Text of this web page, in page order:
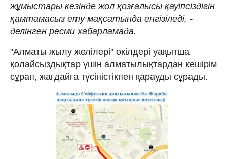
жұмыстары кезінде жол қозғалысы қауіпсіздігін
қамтамасыз ету мақсатында енгізіледі, -
делінген ресми хабарламада.
"Алматы жылу желілері" өкілдері уақытша
қолайсыздықтар үшін алматылықтардан кешірім
сұрап, жағдайға түсіністікпен қарауды сұрады.